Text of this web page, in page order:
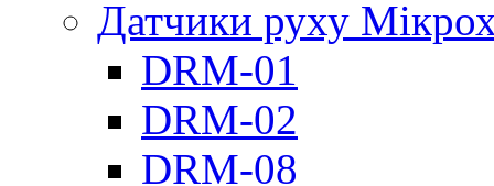
Датчики руху
DRM-01
DRM-02
DRM-08